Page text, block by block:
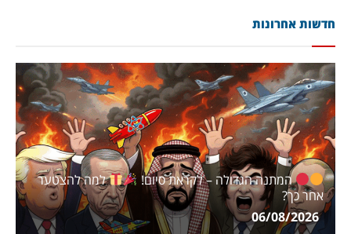
חדשות אחרונות
המתנה הגדולה – לקראת סיום!
למה להצטער
אחר כך?
06/08/2026